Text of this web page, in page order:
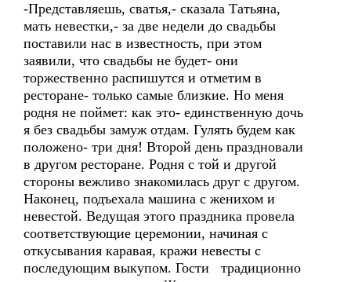
-Представляешь, сватья,- сказала Татьяна,
мать невестки,- за две недели до свадьбы
поставили нас в известность, при этом
заявили, что свадьбы не будет- они
торжественно распишутся и отметим в
ресторане- только самые близкие. Но меня
родня не поймет: как это- единственную дочь
я без свадьбы замуж отдам. Гулять будем как
положено- три дня! Второй день праздновали
в другом ресторане. Родня с той и другой
стороны вежливо знакомилась друг с другом.
Наконец, подъехала машина с женихом и
невестой. Ведущая этого праздника провела
соответствующие церемонии, начиная с
откусывания каравая, кражи невесты с
последующим выкупом. Гости традиционно